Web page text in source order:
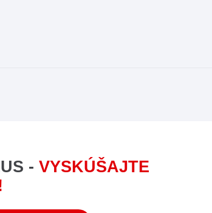
- VYSKÚŠAJTE